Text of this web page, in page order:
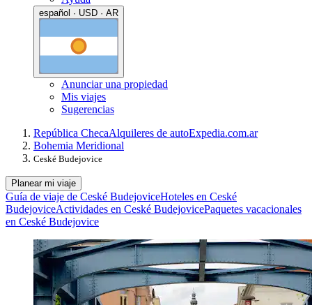
español · USD · AR
Anunciar una propiedad
Mis viajes
Sugerencias
República ChecaAlquileres de autoExpedia.com.ar
Bohemia Meridional
Ceské Budejovice
Planear mi viaje
Guía de viaje de Ceské BudejoviceHoteles en Ceské
BudejoviceActividades en Ceské BudejovicePaquetes vacacionales
en Ceské Budejovice